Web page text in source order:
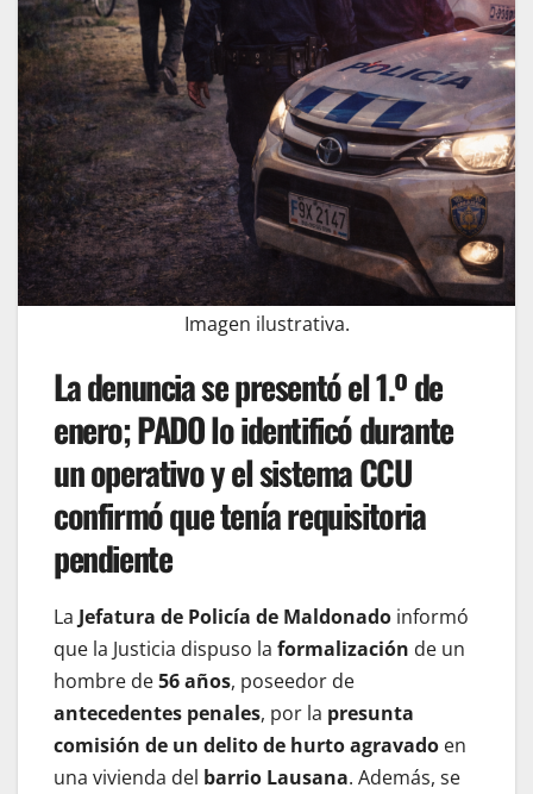
Imagen ilustrativa.
La denuncia se presentó el 1.º de
enero; PADO lo identificó durante
un operativo y el sistema CCU
confirmó que tenía requisitoria
pendiente
La Jefatura de Policía de Maldonado informó
que la Justicia dispuso la formalización de un
hombre de56 años, poseedor de
antecedentes penales, por la presunta
comisión de un delito de hurto agravado en
una vivienda del barrio Lausana. Además, se